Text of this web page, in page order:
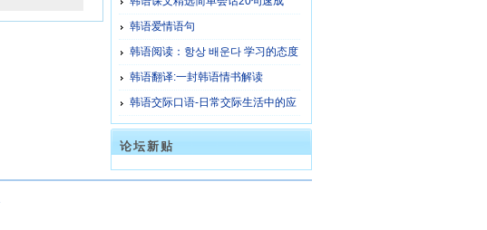
韩语爱情语句
韩语阅读：항상 배운다 学习的态度
韩语翻译:一封韩语情书解读
韩语交际口语-日常交际生活中的应
酬话 1
论坛新贴